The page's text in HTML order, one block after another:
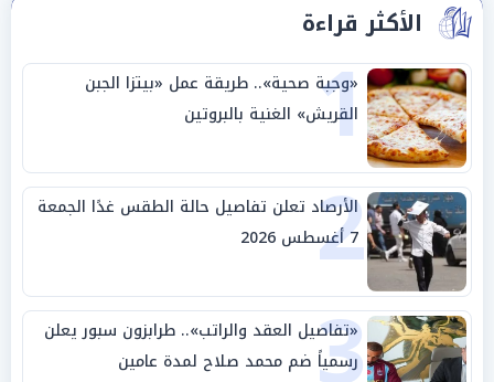
الأكثر قراءة
1
«وجبة صحية».. طريقة عمل «بيتزا الجبن
القريش» الغنية بالبروتين
2
الأرصاد تعلن تفاصيل حالة الطقس غدًا الجمعة
7 أغسطس 2026
«تفاصيل العقد والراتب».. طرابزون سبور يعلن
رسمياً ضم محمد صلاح لمدة عامين